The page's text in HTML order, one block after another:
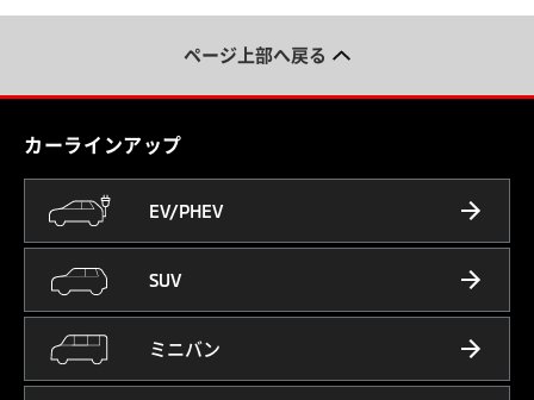
ページ上部へ戻る
カーラインアップ
EV/PHEV
SUV
ミニバン